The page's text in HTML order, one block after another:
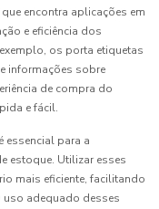
encontra aplicações em
e eficiência dos
os porta etiquetas
informações sobre
de compra do
e fácil.
essencial para a
estoque. Utilizar esses
mais eficiente, facilitando
adequado desses